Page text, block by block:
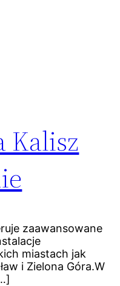
Kalisz
zaawansowane
miastach jak
i Zielona Góra.W